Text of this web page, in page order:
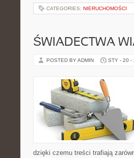
CATEGORIES: NIERUCHOMOŚCI
ŚWIADECTWA
POSTED BY ADMIN STY - 20 -
dzięki czemu treści trafiają